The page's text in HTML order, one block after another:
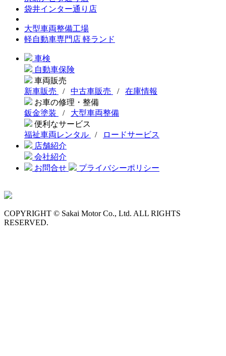
袋井インター通り店
大型車両整備工場
軽自動車専門店 軽ランド
車検
自動車保険
車両販売
新車販売
/ 中古車販売 /
在庫情報
お車の修理・整備
鈑金塗装
/
大型車両整備
便利なサービス
福祉車両レンタル
/
ロードサービス
店舗紹介
会社紹介
お問合せ
プライバシーポリシー
COPYRIGHT © Sakai Motor Co., Ltd. ALL RIGHTS
RESERVED.